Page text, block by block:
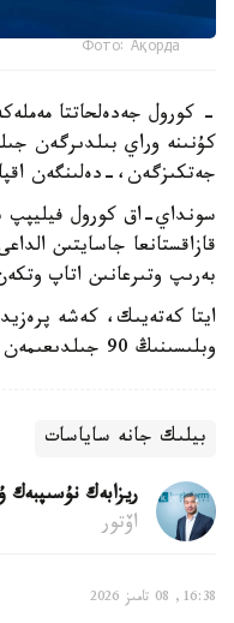
Фото: Ақорда
- كورول جەدەلحاتتا
كۇنىنە وراي بىلدىرگەن
جەتكىزگەن،-دەلىنگەن
سونداي-اق كورول فيليپپ
قازاقستانعا جاسايتىن
بەرىپ وتىرعانىن اتاپ
ايتا كەتەيىك، كەشە
وبلىسىنىڭ 90 جىلدىعىمەن قۇتتىقتادى.
بيلىك جانە ساياسات
ريزابەك نۇسىپبەك
اۆتور
16:38, 08 تامىز 2026